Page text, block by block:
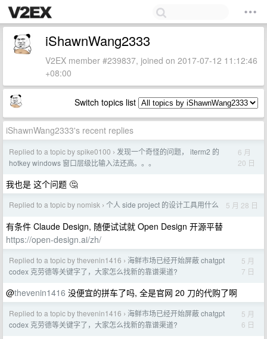
iShawnWang2333
V2EX member #239837, joined on 2017-07-12 11:12:46
+08:00
Switch topics list
iShawnWang2333's recent replies
Replied to a topic by spike0100 › 发现一个奇怪的问题， iterm2 的
hotkey windows 窗口层级比输入法还高。。。
6 月
20 日
我也是 这个问题 🤔
Replied to a topic by nomisk › 个人 side project 的设计工具用什么 5 月 28 日
有条件 Claude Design, 随便试试就 Open Design 开源平替
https://open-design.ai/zh/
Replied to a topic by thevenin1416 › 海鲜市场已经开始屏蔽 chatgpt
codex 克劳德等关键字了，大家怎么找新的靠谱渠道?
5 月
7 日
@thevenin1416 没便宜的拼车了吗, 全是官网 20 刀的代购了啊
Replied to a topic by thevenin1416 › 海鲜市场已经开始屏蔽 chatgpt
codex 克劳德等关键字了，大家怎么找新的靠谱渠道?
5 月
6 日